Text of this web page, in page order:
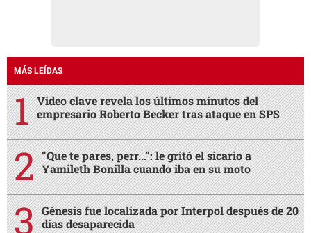
MÁS LEÍDAS
Video clave revela los últimos minutos del
empresario Roberto Becker tras ataque en SPS
“Que te pares, perr...”: le gritó el sicario a
Yamileth Bonilla cuando iba en su moto
Génesis fue localizada por Interpol después de 20
días desaparecida